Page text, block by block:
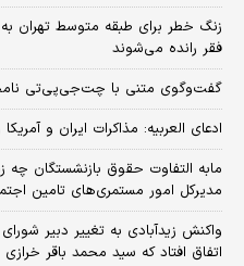
زنگ خطر برای طبقه متوسط تهران
فقر رانده می‌شوند
گفت‌وگوی متنی با چت‌جی‌پی‌تی
ادعای العربیه: مذاکرات ایران و
مابه التفاوت حقوق بازنشستگان
مدیرکل امور مستمری‌های تامین
واکنش زیدآبادی به تغییر دبیر
اتفاق افتاد که سید محمد باقر